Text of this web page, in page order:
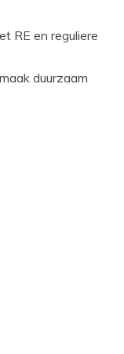
RE en reguliere
duurzaam